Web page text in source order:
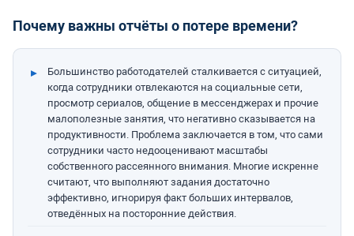
Почему важны отчёты о потере времени?
Большинство работодателей сталкивается с ситуацией,
когда сотрудники отвлекаются на социальные сети,
просмотр сериалов, общение в мессенджерах и прочие
малополезные занятия, что негативно сказывается на
продуктивности. Проблема заключается в том, что сами
сотрудники часто недооценивают масштабы
собственного рассеянного внимания. Многие искренне
считают, что выполняют задания достаточно
эффективно, игнорируя факт больших интервалов,
отведённых на посторонние действия.